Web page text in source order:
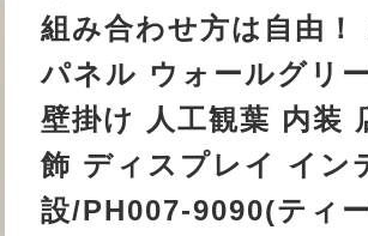
組み合わせ方は自由！
パネル ウォールグリ
壁掛け 人工観葉 内装
飾 ディスプレイ イン
設/PH007-9090(ティ